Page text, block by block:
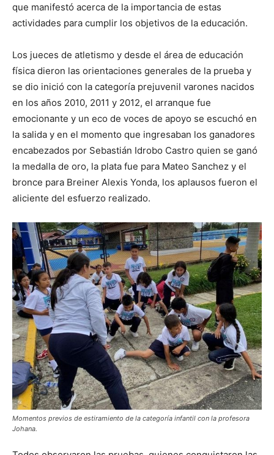
que manifestó acerca de la importancia de estas
actividades para cumplir los objetivos de la educación.
Los jueces de atletismo y desde el área de educación
física dieron las orientaciones generales de la prueba y
se dio inició con la categoría prejuvenil varones nacidos
en los años 2010, 2011 y 2012, el arranque fue
emocionante y un eco de voces de apoyo se escuchó en
la salida y en el momento que ingresaban los ganadores
encabezados por Sebastián Idrobo Castro quien se ganó
la medalla de oro, la plata fue para Mateo Sanchez y el
bronce para Breiner Alexis Yonda, los aplausos fueron el
aliciente del esfuerzo realizado.
Momentos previos de estiramiento de la categoría infantil con la profesora
Johana.